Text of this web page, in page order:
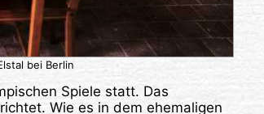
bei Berlin
Spiele statt. Das
Wie es in dem ehemaligen